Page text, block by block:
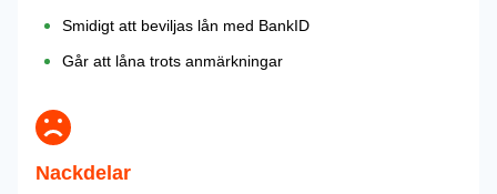
Smidigt att beviljas lån med BankID
Går att låna trots anmärkningar
Nackdelar